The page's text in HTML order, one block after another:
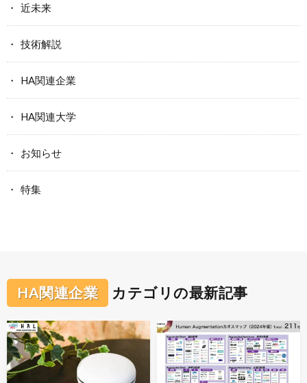
近未来
技術解説
HA関連企業
HA関連大学
お知らせ
特集
HA関連企業 カテゴリの最新記事